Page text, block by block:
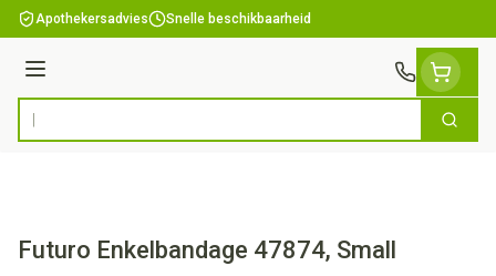
Ga naar de inhoud
Apothekersadvies Snelle beschikbaarheid
Menu
Product, merk, categorie... Zoek
Futuro Enkelbandage 47874, Small